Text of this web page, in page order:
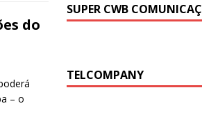
do
– o
SUPER CWB
TELCOMPANY